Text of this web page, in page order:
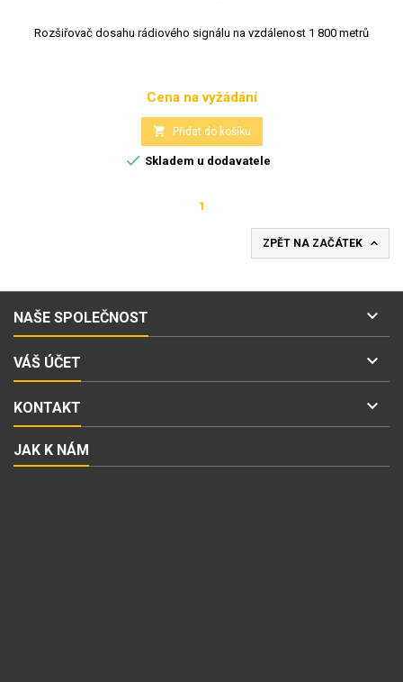
Rozšiřovač dosahu rádiového signálu na vzdálenost 1 800 metrů
Cena
Cena na vyžádání
 Přidat do košíku
 Skladem u dodavatele
1
ZPĚT NA ZAČÁTEK 
NAŠE SPOLEČNOST 
VÁŠ ÚČET 
KONTAKT 
JAK K NÁM